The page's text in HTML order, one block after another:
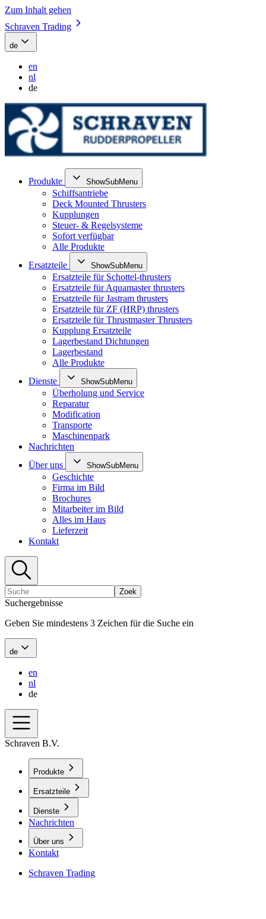
Zum Inhalt gehen
Schraven Trading
de
en
nl
de
Produkte ShowSubMenu
Schiffsantriebe
Deck Mounted Thrusters
Kupplungen
Steuer- & Regelsysteme
Sofort verfügbar
Alle Produkte
Ersatzteile
ShowSubMenu
Ersatzteile für Schottel-thrusters
Ersatzteile für Aquamaster thrusters
Ersatzteile für Jastram thrusters
Ersatzteile für ZF (HRP) thrusters
Ersatzteile für Thrustmaster Thrusters
Kupplung Ersatzteile
Lagerbestand Dichtungen
Lagerbestand
Alle Produkte
Dienste
ShowSubMenu
Überholung und Service
Reparatur
Modification
Transporte
Maschinenpark
Nachrichten
Über uns
ShowSubMenu
Geschichte
Firma im Bild
Brochures
Mitarbeiter im Bild
Alles im Haus
Lieferzeit
Kontakt
Zoek
Suchergebnisse
Geben Sie mindestens 3 Zeichen für die Suche ein
de
en
nl
de
Schraven B.V.
Produkte
Ersatzteile
Dienste
Nachrichten
Über uns
Kontakt
Schraven Trading